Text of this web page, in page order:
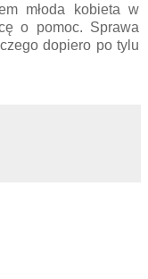
młoda kobieta w
o pomoc. Sprawa
dopiero po tylu